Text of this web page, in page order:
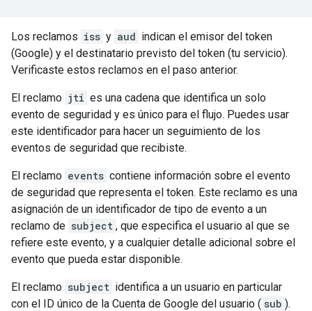
Los reclamos iss y aud indican el emisor del token
(Google) y el destinatario previsto del token (tu servicio).
Verificaste estos reclamos en el paso anterior.
El reclamo jti es una cadena que identifica un solo
evento de seguridad y es único para el flujo. Puedes usar
este identificador para hacer un seguimiento de los
eventos de seguridad que recibiste.
El reclamo events contiene información sobre el evento
de seguridad que representa el token. Este reclamo es una
asignación de un identificador de tipo de evento a un
reclamo de subject , que especifica el usuario al que se
refiere este evento, y a cualquier detalle adicional sobre el
evento que pueda estar disponible.
El reclamo subject identifica a un usuario en particular
con el ID único de la Cuenta de Google del usuario ( sub ).